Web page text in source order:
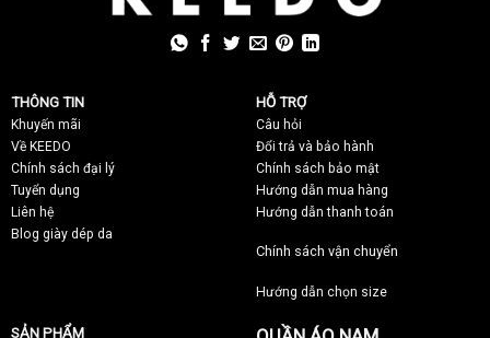
THÔNG TIN
Khuyến mãi
Về KEEDO
Chính sách đại lý
Tuyển dụng
Liên hệ
Blog giày dép da
HỖ TRỢ
Câu hỏi
Đổi trả và bảo hành
Chính sách bảo mật
Hướng dẫn mua hàng
Hướng dẫn thanh toán
Chính sách vận chuyển
Hướng dẫn chọn size
SẢN PHẨM